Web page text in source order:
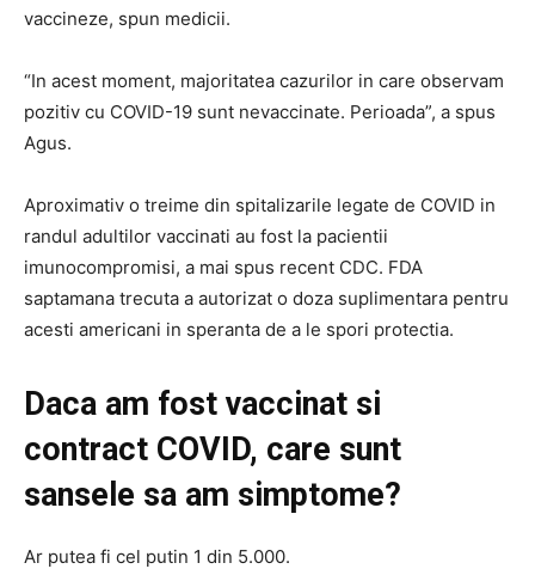
vaccineze, spun medicii.
“In acest moment, majoritatea cazurilor in care observam
pozitiv cu COVID-19 sunt nevaccinate. Perioada”, a spus
Agus.
Aproximativ o treime din spitalizarile legate de COVID in
randul adultilor vaccinati au fost la pacientii
imunocompromisi, a mai spus recent CDC. FDA
saptamana trecuta a autorizat o doza suplimentara pentru
acesti americani in speranta de a le spori protectia.
Daca am fost vaccinat si
contract COVID, care sunt
sansele sa am simptome?
Ar putea fi cel putin 1 din 5.000.